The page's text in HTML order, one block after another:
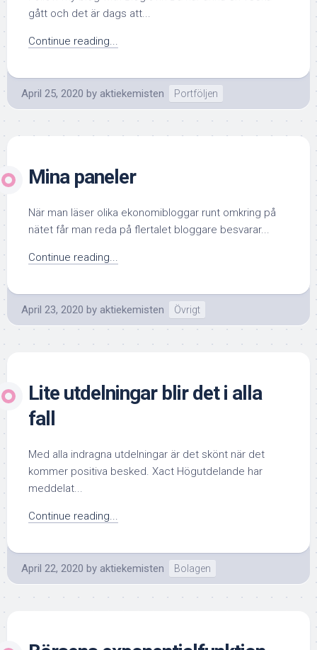
gått och det är dags att...
Continue reading...
April 25, 2020 by aktiekemisten Portföljen
Mina paneler
När man läser olika ekonomibloggar runt omkring på
nätet får man reda på flertalet bloggare besvarar...
Continue reading...
April 23, 2020 by aktiekemisten Övrigt
Lite utdelningar blir det i alla
fall
Med alla indragna utdelningar är det skönt när det
kommer positiva besked. Xact Högutdelande har
meddelat...
Continue reading...
April 22, 2020 by aktiekemisten Bolagen